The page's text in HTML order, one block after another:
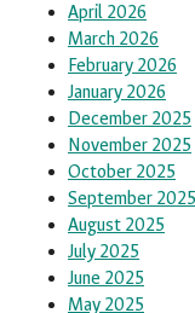
April 2026
March 2026
February 2026
January 2026
December 2025
November 2025
October 2025
September 2025
August 2025
July 2025
June 2025
May 2025